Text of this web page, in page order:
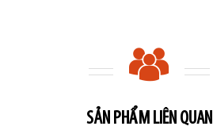
SẢN PHẨM LIÊN QUAN